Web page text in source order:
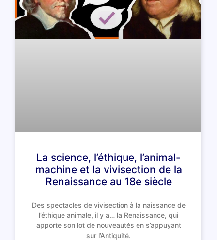
La science, l’éthique, l’animal-
machine et la vivisection de la
Renaissance au 18e siècle
Des spectacles de vivisection à la naissance de
l’éthique animale, il y a… la Renaissance, qui
apporte son lot de nouveautés en s’appuyant
sur l’Antiquité.